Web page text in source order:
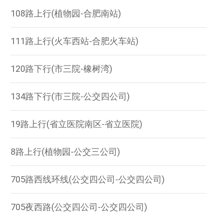
108路上行(植物园-合肥南站)
111路上行(火车西站-合肥火车站)
120路下行(市三院-橡树湾)
134路下行(市三院-公交四公司)
19路上行(省立医院南区-省立医院)
8路上行(植物园-公交三公司)
705路西线环线(公交四公司-公交四公司)
705夜西路(公交四公司-公交四公司)